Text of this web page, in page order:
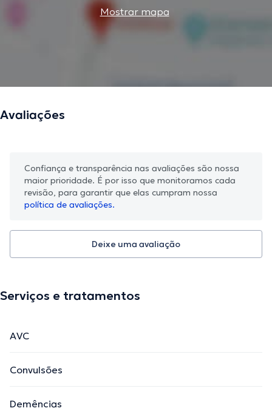
Mostrar mapa
Avaliações
Confiança e transparência nas avaliações são nossa
maior prioridade. É por isso que monitoramos cada
revisão, para garantir que elas cumpram nossa
política de avaliações.
Deixe uma avaliação
Serviços e tratamentos
AVC
Convulsões
Demências